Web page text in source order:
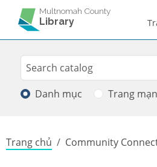
Skip to main content
Multnomah County
Library
Search
Tìm kiếm
Danh mục Trang
Breadcrumb
Trang chủ Community